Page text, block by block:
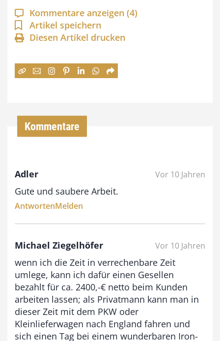
a
n
n
:
b
9
3
,
0
0
Kommentare anzeigen (4)
Artikel speichern
Diesen Artikel drucken
Kommentare
Adler Vor 10 Jahren
Gute und saubere Arbeit.
AntwortenMelden
Michael Ziegelhöfer Vor 10 Jahren
wenn ich die Zeit in verrechenbare Zeit
umlege, kann ich dafür einen Gesellen
bezahlt für ca. 2400,-€ netto beim Kunden
arbeiten lassen; als Privatmann kann man in
dieser Zeit mit dem PKW oder
Kleinlieferwagen nach England fahren und
sich einen Tag bei einem wunderbaren Iron-